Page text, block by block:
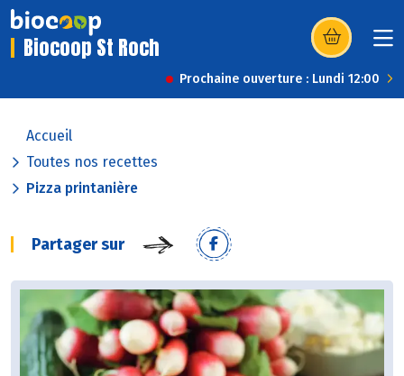
Biocoop St Roch (s’ouvre dans
Prochaine ouverture : Lundi 12:00
Accueil
Toutes nos recettes
Pizza printanière
Partager sur